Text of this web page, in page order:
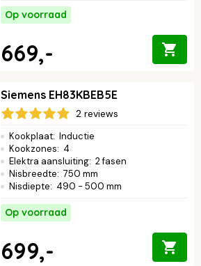
Op voorraad
669,-
Siemens EH83KBEB5E
2 reviews
Kookplaat: Inductie
Kookzones: 4
Elektra aansluiting: 2 fasen
Nisbreedte: 750 mm
Nisdiepte: 490 - 500 mm
Op voorraad
699,-